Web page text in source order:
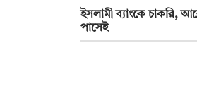
ইসলামী ব্যাংকে চাকরি,
পাসেই